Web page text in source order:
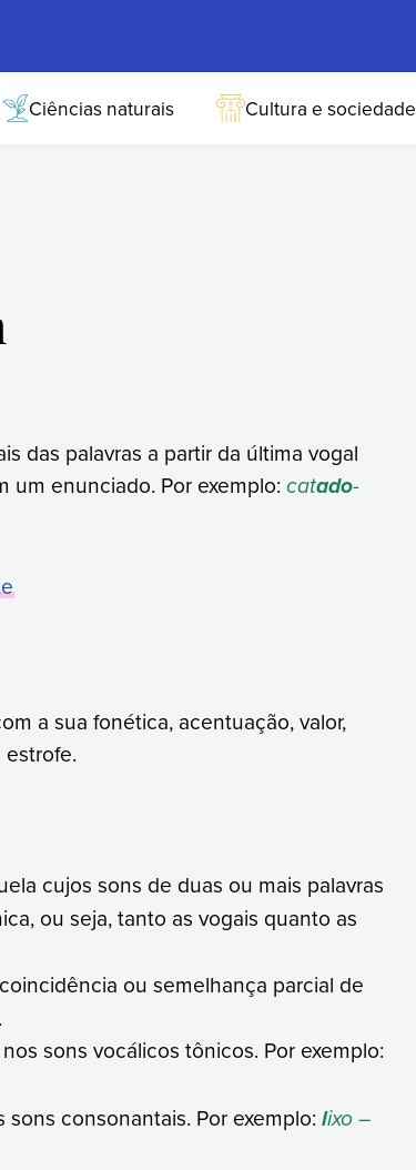
Ciências naturais Cultura e sociedade
das palavras a partir da última vogal
um enunciado. Por exemplo: catado-
a sua fonética, acentuação, valor,
cujos sons de duas ou mais palavras
ou seja, tanto as vogais quanto as
ou semelhança parcial de
sons vocálicos tônicos. Por exemplo:
consonantais. Por exemplo:lixo –